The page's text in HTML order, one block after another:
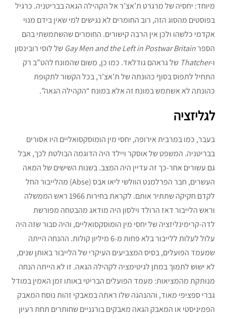
מיוחד: יחסיה של מרגרט ת’אצ’ר אל הקהילה הגאה בבריטניה. כרגיל
בפוסטים מהסוג הזה, רוב החומרים לא נגישים למי שאין בידם מנוי
אקדמי כלשהו ולכן אין הרבה קישורים. החומרים שהשתמשתי בהם
הספרGay Men and the Left in Postwar Britain של לוסי רובינסון
ו-Thatcher של גראהם גודלאד. כמו כן, משום שהמונח להט”ב רק
התחיל לתפוס בסוף כהונתה של ת’אצ’ר, בכל הקשור לתקופת
כהונתה לא אשתמש במונח זה אלא במונח “הקהילה הגאה”.
לגליזציה
בעבר, כמו במרבית אירופה, יחסי מין הומוסקסואליים היו אסורים
בבריטניה. המשפט של אוסקר ויילד היה הדוגמה הבולטת לכך, אבל
גם עשורים אחר-כך זה עדיין היה המצב. בשנות השישים של המאה
העשרים, חבר הפרלמנט הוולשי ליאו אבס (Abse) מהלייבור החל
לקדם חקיקה שתתיר אותם. לקראת בחירות 1966 ראש הממשלה
וראש הלייבור דאז הרולד וילסון היה מודאג מהבטחה מפורשת
לדה-קרימינליזציה של יחסי מין הומוסקסואליים, והיה סבור שזה היה
עלול לעלות ללייבור בלא פחות מ-6 מיליון קולות. ההנחה הייתה
שמעמד הפועלים, בסיס המצביעים העיקרי של הלייבור באותן שנים,
לא ישוש לתמוך במתן לגיטימציה לקהילה הגאה. זו לא הייתה הנחה
מנותקת מהמציאות: מעמד הפועלים הבריטי באותו זמן האמין במודל
גברי ספציפי מאוד, וההנהגה שלו ראתה במאבקי זהות נוסח המאבק
הפמיניסטי או המאבק הגאה מאבקים בורגניים שחותרים תחת רעיון